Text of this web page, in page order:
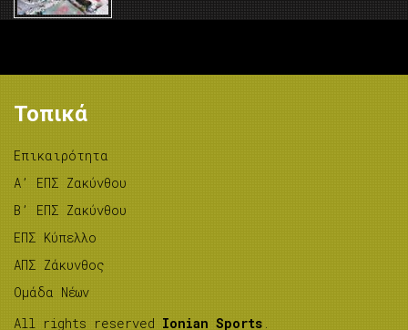
Τοπικά
Επικαιρότητα
A’ ΕΠΣ Ζακύνθου
B’ ΕΠΣ Ζακύνθου
ΕΠΣ Κύπελλο
ΑΠΣ Ζάκυνθος
Ομάδα Νέων
All rights reserved Ionian Sports .